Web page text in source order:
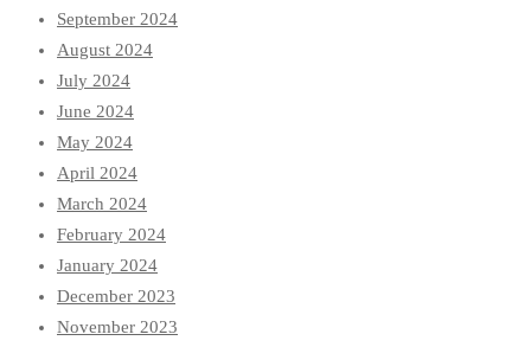
September 2024
August 2024
July 2024
June 2024
May 2024
April 2024
March 2024
February 2024
January 2024
December 2023
November 2023